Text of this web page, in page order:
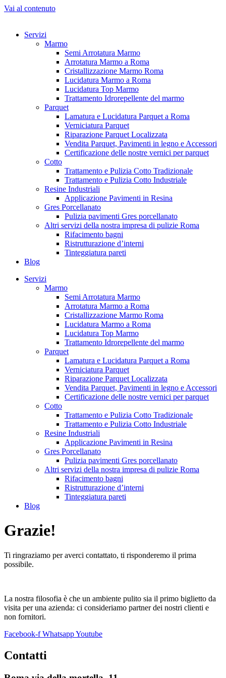
Vai al contenuto
Servizi
Marmo
Semi Arrotatura Marmo
Arrotatura Marmo a Roma
Cristallizzazione Marmo Roma
Lucidatura Marmo a Roma
Lucidatura Top Marmo
Trattamento Idrorepellente del marmo
Parquet
Lamatura e Lucidatura Parquet a Roma
Verniciatura Parquet
Riparazione Parquet Localizzata
Vendita Parquet, Pavimenti in legno e Accessori
Certificazione delle nostre vernici per parquet
Cotto
Trattamento e Pulizia Cotto Tradizionale
Trattamento e Pulizia Cotto Industriale
Resine Industriali
Applicazione Pavimenti in Resina
Gres Porcellanato
Pulizia pavimenti Gres porcellanato
Altri servizi della nostra impresa di pulizie Roma
Rifacimento bagni
Ristrutturazione d’interni
Tinteggiatura pareti
Blog
Servizi
Marmo
Semi Arrotatura Marmo
Arrotatura Marmo a Roma
Cristallizzazione Marmo Roma
Lucidatura Marmo a Roma
Lucidatura Top Marmo
Trattamento Idrorepellente del marmo
Parquet
Lamatura e Lucidatura Parquet a Roma
Verniciatura Parquet
Riparazione Parquet Localizzata
Vendita Parquet, Pavimenti in legno e Accessori
Certificazione delle nostre vernici per parquet
Cotto
Trattamento e Pulizia Cotto Tradizionale
Trattamento e Pulizia Cotto Industriale
Resine Industriali
Applicazione Pavimenti in Resina
Gres Porcellanato
Pulizia pavimenti Gres porcellanato
Altri servizi della nostra impresa di pulizie Roma
Rifacimento bagni
Ristrutturazione d’interni
Tinteggiatura pareti
Blog
Grazie!
Ti ringraziamo per averci contattato, ti risponderemo il prima
possibile.
La nostra filosofia è che un ambiente pulito sia il primo biglietto da
visita per una azienda: ci consideriamo partner dei nostri clienti e
non fornitori.
Facebook-f WhatsappYoutube
Contatti